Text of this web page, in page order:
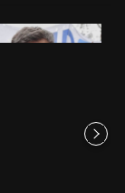
economistas
de tendencia con el